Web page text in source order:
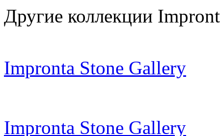
Другие коллекции
Impronta Stone Gallery
Impronta Stone Gallery